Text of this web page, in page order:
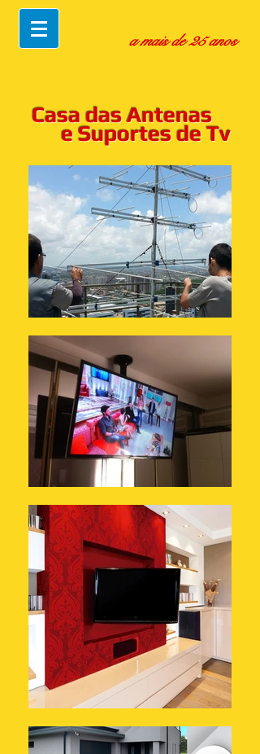
a mais de 25 anos
Casa das Antenas
e Suportes de Tv